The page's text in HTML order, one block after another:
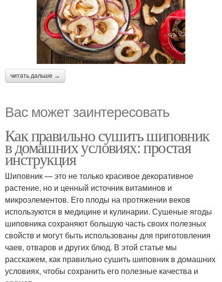
читать дальше →
Вас может заинтересовать
Как правильно сушить шиповник
в домашних условиях: простая
инструкция
Шиповник — это не только красивое декоративное
растение, но и ценный источник витаминов и
микроэлементов. Его плоды на протяжении веков
используются в медицине и кулинарии. Сушеные ягоды
шиповника сохраняют большую часть своих полезных
свойств и могут быть использованы для приготовления
чаев, отваров и других блюд. В этой статье мы
расскажем, как правильно сушить шиповник в домашних
условиях, чтобы сохранить его полезные качества и